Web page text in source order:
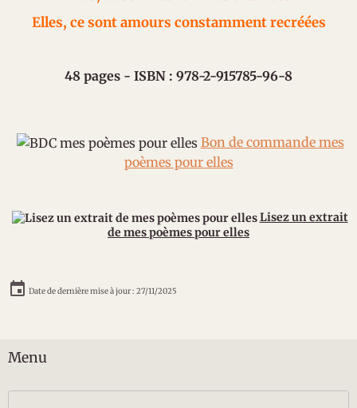
Elles, ce sont amours constamment recréées
48 pages - ISBN : 978-2-915785-96-8
Bon de commande mes
poèmes pour elles
Lisez un extrait
de mes poèmes pour elles
Date de dernière mise à jour : 27/11/2025
Menu